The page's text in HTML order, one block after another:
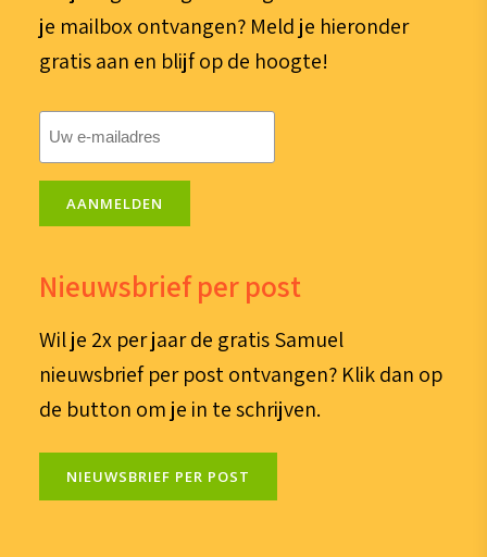
je mailbox ontvangen? Meld je hieronder
gratis aan en blijf op de hoogte!
AANMELDEN
Nieuwsbrief per post
Wil je 2x per jaar de gratis Samuel
nieuwsbrief per post ontvangen? Klik dan op
de button om je in te schrijven.
NIEUWSBRIEF PER POST